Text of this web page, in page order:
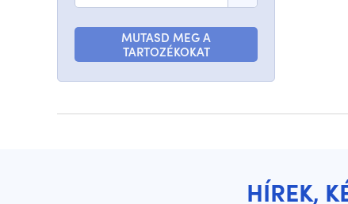
MUTASD MEG A
TARTOZÉKOKAT
HÍREK,